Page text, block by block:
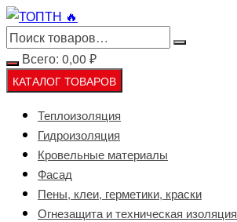
Перейти
к
содержимому
Всего: 0,00 ₽
КАТАЛОГ ТОВАРОВ
Теплоизоляция
Гидроизоляция
Кровельные материалы
Фасад
Пены, клеи, герметики, краски
Огнезащита и техническая изоляция